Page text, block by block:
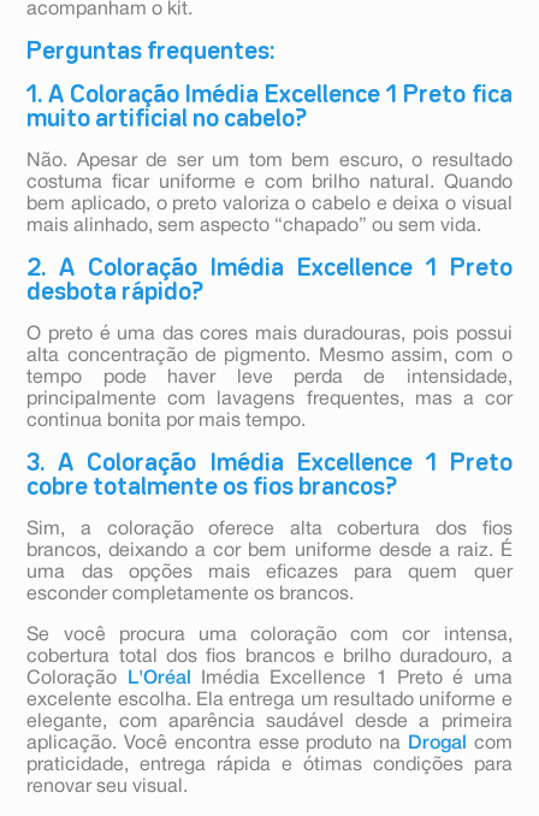
acompanham o kit.
Perguntas frequentes:
1. A Coloração Imédia Excellence 1 Preto fica
muito artificial no cabelo?
Não. Apesar de ser um tom bem escuro, o resultado
costuma ficar uniforme e com brilho natural. Quando
bem aplicado, o preto valoriza o cabelo e deixa o visual
mais alinhado, sem aspecto “chapado” ou sem vida.
2. A Coloração Imédia Excellence 1 Preto
desbota rápido?
O preto é uma das cores mais duradouras, pois possui
alta concentração de pigmento. Mesmo assim, com o
tempo pode haver leve perda de intensidade,
principalmente com lavagens frequentes, mas a cor
continua bonita por mais tempo.
3. A Coloração Imédia Excellence 1 Preto
cobre totalmente os fios brancos?
Sim, a coloração oferece alta cobertura dos fios
brancos, deixando a cor bem uniforme desde a raiz. É
uma das opções mais eficazes para quem quer
esconder completamente os brancos.
Se você procura uma coloração com cor intensa,
cobertura total dos fios brancos e brilho duradouro, a
Coloração
L'Oréal
Imédia Excellence 1 Preto é uma
excelente escolha. Ela entrega um resultado uniforme e
elegante, com aparência saudável desde a primeira
aplicação. Você encontra esse produto na
Drogal
com
praticidade, entrega rápida e ótimas condições para
renovar seu visual.